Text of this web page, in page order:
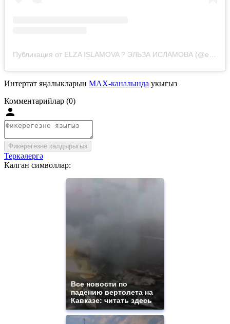
Интертат яңалыкларын MAX-каналында укыгыз
Комментарийлар (0)
Фикерегезне калдырыгыз
Теркәлергә
Калган символлар:
Все новости по
падению вертолета на
Кавказе: читать здесь